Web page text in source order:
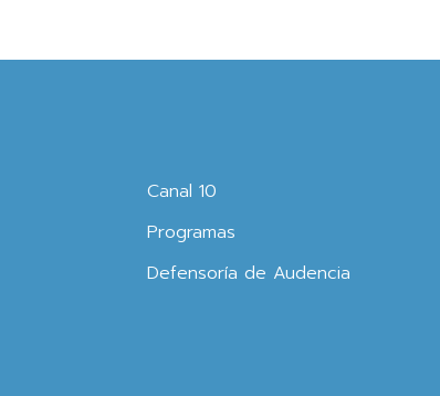
Canal 10
Programas
Defensoría de Audencia